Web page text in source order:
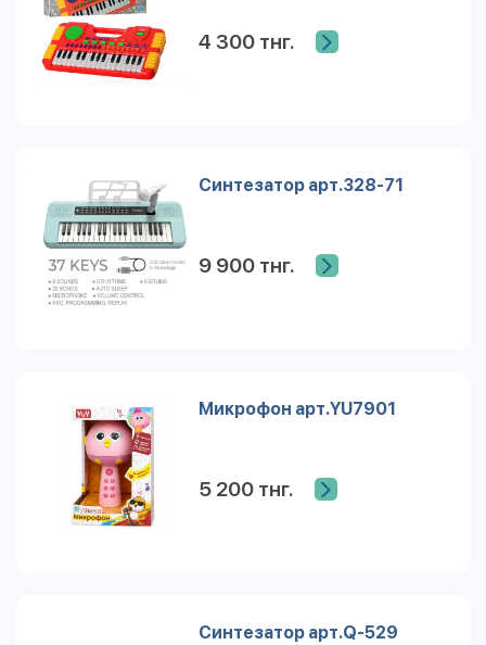
4 300 тнг.
Синтезатор арт.328-71
9 900 тнг.
Микрофон арт.YU7901
5 200 тнг.
Синтезатор арт.Q-529